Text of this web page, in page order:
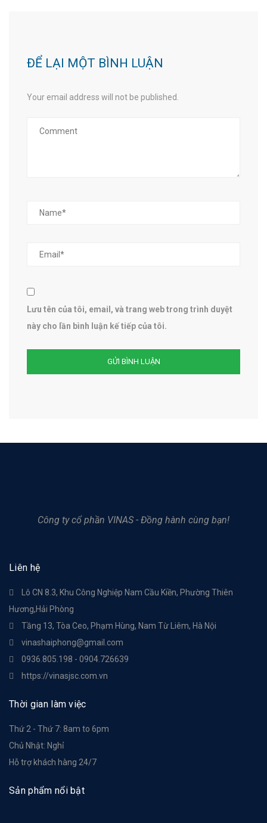
ĐỂ LẠI MỘT BÌNH LUẬN
Your email address will not be published.
Lưu tên của tôi, email, và trang web trong trình duyệt
này cho lần bình luận kế tiếp của tôi.
Công ty cổ phần VINAS - Đồng hành cùng bạn!
Liên hệ
Lô CN 8.3, Khu Công Nghiệp Nam Cầu Kiền, Phường Thiên
Hương,Hải Phòng
Tầng 13, Tòa Ceo, Phạm Hùng, Nam Từ Liêm, Hà Nội
vinashaiphong@gmail.com
0936.805.198 - 0904.726639
https://vinasjsc.com.vn
Thời gian làm việc
Thứ 2 - Thứ 7: 8am to 6pm
Chủ Nhật: Nghỉ
Hỗ trợ khách hàng 24/7
Sản phẩm nổi bật